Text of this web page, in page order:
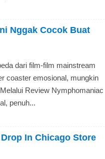
Nggak Cocok Buat
dari film-film mainstream
coaster emosional, mungkin
Review Nymphomaniac
penuh...
In Chicago Store